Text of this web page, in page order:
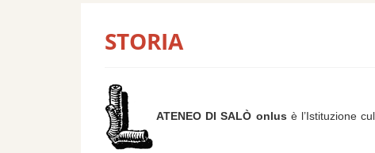
STORIA
ATENEO DI SALÒ onlus è l’Istituzione